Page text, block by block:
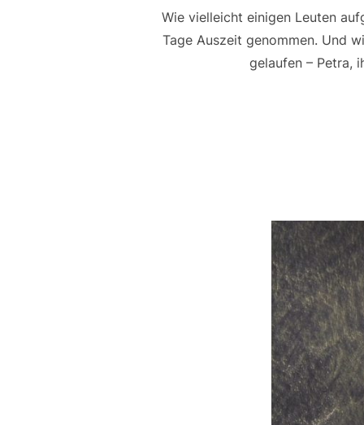
Wie vielleicht einigen Leuten
Tage Auszeit genommen. Und
gelaufen – Petra,